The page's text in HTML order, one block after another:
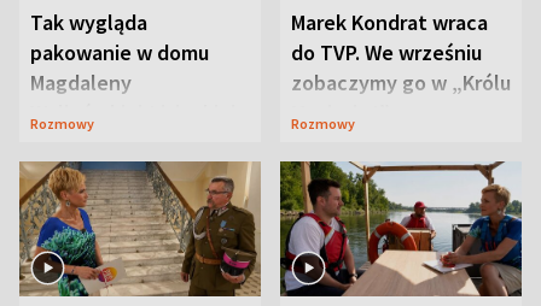
Tak wygląda
pakowanie w domu
Magdaleny
Waligórskiej-Lisieckiej.
Rozmowy
Marek Kondrat wraca
do TVP. We wrześniu
zobaczymy go w „Królu
Maciusiu I”
Rozmowy